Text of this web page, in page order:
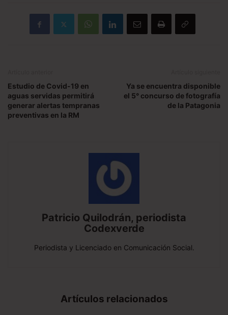
Estudio de Covid-19 en
aguas servidas permitirá
generar alertas tempranas
preventivas en la RM
Ya se encuentra disponible
el 5° concurso de fotografía
de la Patagonia
Patricio Quilodrán, periodista
Codexverde
Periodista y Licenciado en Comunicación Social.
Artículos relacionados